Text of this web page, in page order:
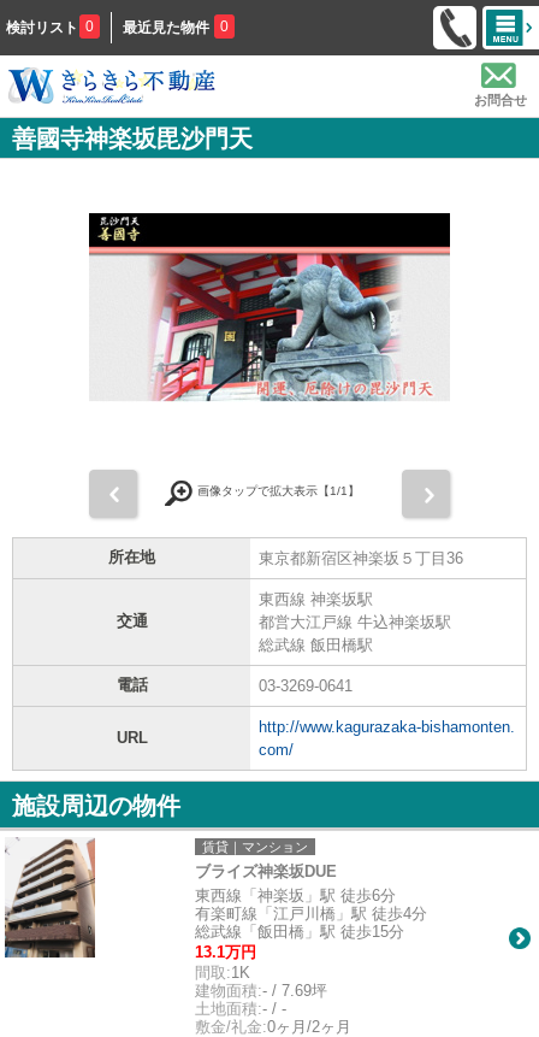
検討リスト 0 最近見た物件 0
お問合せ
善國寺神楽坂毘沙門天
画像タップで拡大表示【1/1】
所在地 東京都新宿区神楽坂５丁目36
交通
東西線 神楽坂駅
都営大江戸線 牛込神楽坂駅
総武線 飯田橋駅
電話 03-3269-0641
URL
http://www.kagurazaka-bishamonten.
com/
施設周辺の物件
賃貸｜マンション
ブライズ神楽坂DUE
東西線「神楽坂」駅 徒歩6分
有楽町線「江戸川橋」駅 徒歩4分
総武線「飯田橋」駅 徒歩15分
13.1万円
間取:1K
建物面積:- / 7.69坪
土地面積:- / -
敷金/礼金:0ヶ月/2ヶ月